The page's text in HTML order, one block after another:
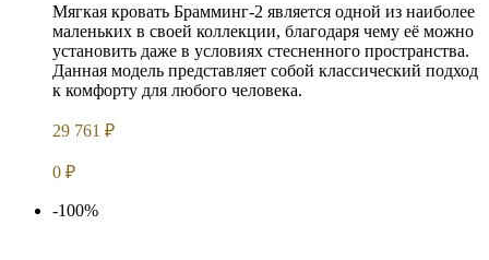
Мягкая кровать Брамминг-2 является одной из наиболее
маленьких в своей коллекции, благодаря чему её можно
установить даже в условиях стесненного пространства.
Данная модель представляет собой классический подход
к комфорту для любого человека.
29 761 ₽
0 ₽
-100%